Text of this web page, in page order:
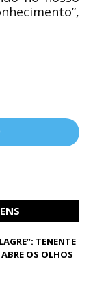
TENENTE
OS OLHOS